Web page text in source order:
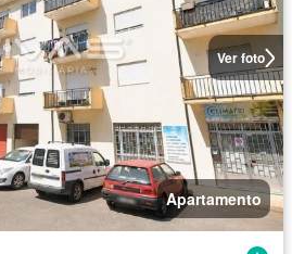
Ver foto
Apartamento